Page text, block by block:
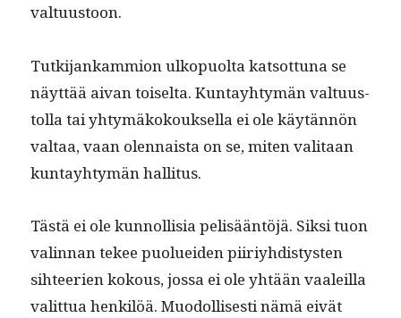
valtuustoon.
Tutk­i­jankam­mion ulkop­uol­ta kat­sot­tuna se
näyt­tää aivan toiselta. Kun­tay­htymän val­tu­us­
tol­la tai yhtymäkok­ouk­sel­la ei ole käytän­nön
val­taa, vaan olen­naista on se, miten val­i­taan
kun­tay­htymän hallitus.
Tästä ei ole kun­nol­lisia pelisään­töjä. Sik­si tuon
valin­nan tekee puoluei­den piiriy­hdis­tys­ten
sih­tee­rien kok­ous, jos­sa ei ole yhtään vaaleil­la
valit­tua henkilöä. Muodol­lis­es­ti nämä eivät